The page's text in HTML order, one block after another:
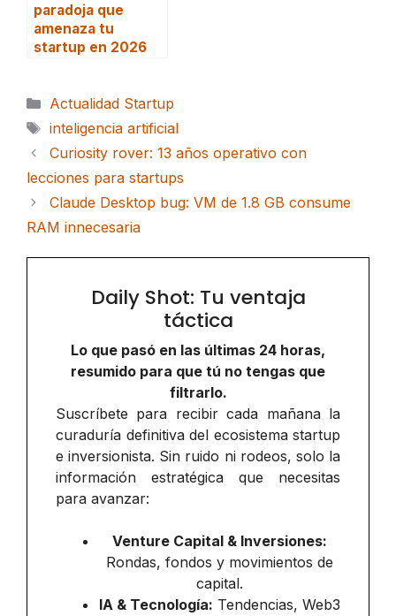
paradoja que
amenaza tu
startup en 2026
Categorías
Actualidad Startup
Etiquetas
inteligencia artificial
Curiosity rover: 13 años operativo con
lecciones para startups
Claude Desktop bug: VM de 1.8 GB consume
RAM innecesaria
Daily Shot: Tu ventaja
táctica
Lo que pasó en las últimas 24 horas,
resumido para que tú no tengas que
filtrarlo.
Suscríbete para recibir cada mañana la
curaduría definitiva del ecosistema startup
e inversionista. Sin ruido ni rodeos, solo la
información estratégica que necesitas
para avanzar:
Venture Capital & Inversiones:
Rondas, fondos y movimientos de
capital.
IA & Tecnología: Tendencias, Web3